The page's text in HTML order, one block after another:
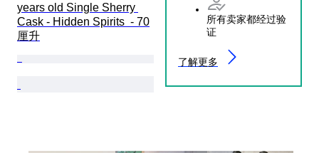
years old Single Sherry
Cask - Hidden Spirits  - 70
厘升
所有卖家都经过验
证
了解更多